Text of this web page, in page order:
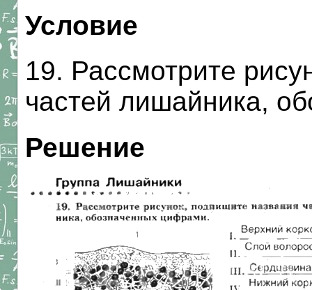
Условие
19. Рассмотрите
частей лишайника,
Решение